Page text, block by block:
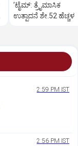
‘ಟೈಮ್: ತ್ರೈಮಾಸಿಕ
ಉತ್ಪಾದನೆ ಶೇ.52 ಹೆಚ್ಚಳ
2:59 PM IST
2:56 PM IST